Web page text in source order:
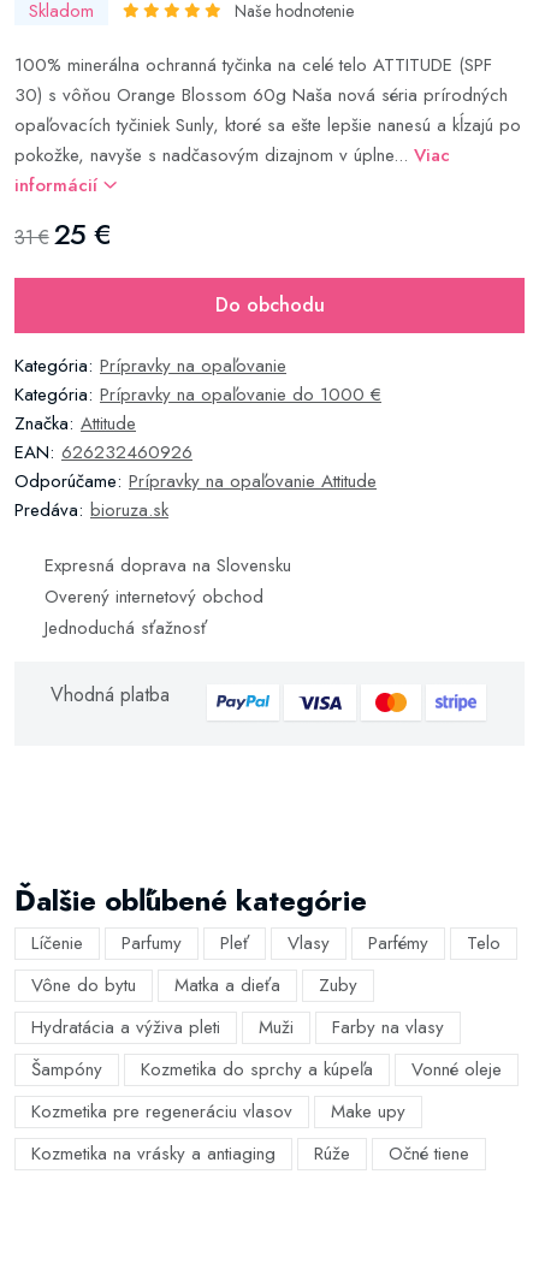
Skladom Naše hodnotenie
100% minerálna ochranná tyčinka na celé telo ATTITUDE (SPF
30) s vôňou Orange Blossom 60g Naša nová séria prírodných
opaľovacích tyčiniek Sunly, ktoré sa ešte lepšie nanesú a kĺzajú po
pokožke, navyše s nadčasovým dizajnom v úplne... Viac
informácií
31 €25 €
Do obchodu
Kategória: Prípravky na opaľovanie
Kategória: Prípravky na opaľovanie do 1000 €
Značka: Attitude
EAN: 626232460926
Odporúčame: Prípravky na opaľovanie Attitude
Predáva: bioruza.sk
Expresná doprava na Slovensku
Overený internetový obchod
Jednoduchá sťažnosť
Vhodná platba
Ďalšie obľúbené kategórie
Líčenie Parfumy Pleť Vlasy Parfémy
Telo
Vône do bytu
Matka a dieťa
Zuby
Hydratácia a výživa pleti
Muži
Farby na vlasy
Šampóny
Kozmetika do sprchy a kúpeľa
Vonné oleje
Kozmetika pre regeneráciu vlasov
Make upy
Kozmetika na vrásky a antiaging
Rúže Očné tiene